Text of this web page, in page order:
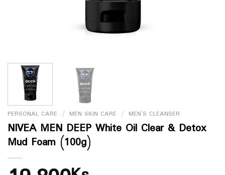
PERSONAL CARE / MEN SKIN CARE / MEN`S CLEANSER
NIVEA MEN DEEP White Oil Clear & Detox
Mud Foam (100g)